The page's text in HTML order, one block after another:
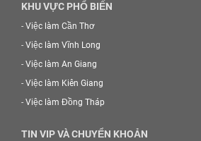
KHU VỰC PHỔ BIẾN
- Việc làm Cần Thơ
- Việc làm Vĩnh Long
- Việc làm An Giang
- Việc làm Kiên Giang
- Việc làm Đồng Tháp
TIN VIP VÀ CHUYỂN KHOẢN